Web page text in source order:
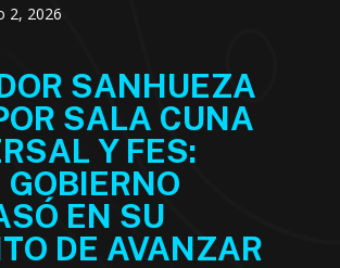
2, 2026
SANHUEZA
SALA CUNA
Y FES:
GOBIERNO
EN SU
DE AVANZAR